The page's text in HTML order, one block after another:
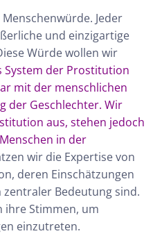
Jeder
und einzigartige
Würde wollen wir
System der Prostitution
mit der menschlichen
der Geschlechter. Wir
aus, stehen jedoch
in der
wir die Expertise von
deren Einschätzungen
Bedeutung sind.
ihre Stimmen, um
einzutreten.